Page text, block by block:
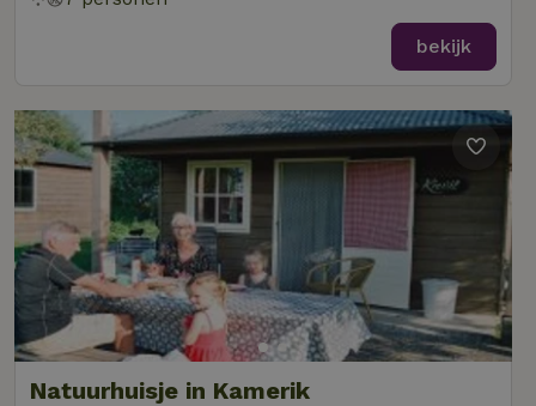
bekijk
Natuurhuisje in Kamerik